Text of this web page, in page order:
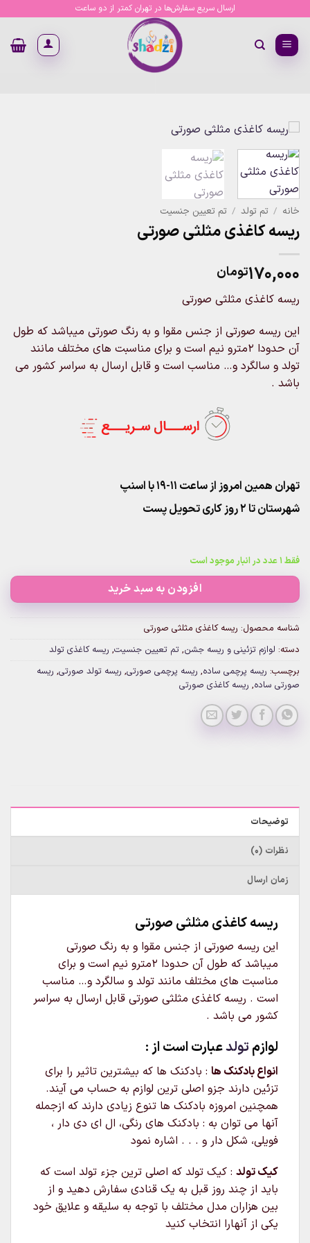
content
ارسال سریع سفارش‌ها در تهران کمتر از دو ساعت
خانه / تم تولد / تم تعیین جنسیت
ریسه کاغذی مثلثی صورتی
۱۷۰,۰۰۰تومان
ریسه کاغذی مثلثی صورتی
این ریسه صورتی از جنس مقوا و به رنگ صورتی میباشد که طول
آن حدودا ۲مترو نیم است و برای مناسبت های مختلف مانند
تولد و سالگرد و… مناسب است و قابل ارسال به سراسر کشور می
باشد .
تهران همین امروز از ساعت ۱۱-۱۹ با اسنپ
شهرستان تا 2 روز کاری تحویل پست
فقط 1 عدد در انبار موجود است
افزودن به سبد خرید
شناسه محصول: ریسه کاغذی مثلثی صورتی
دسته: لوازم تزئینی و ریسه جشن, تم تعیین جنسیت, ریسه کاغذی تولد
برچسب: ریسه پرچمی ساده, ریسه پرچمی صورتی, ریسه تولد صورتی, ریسه
صورتی ساده, ریسه کاغذی صورتی
توضیحات
نظرات (0)
زمان ارسال
ریسه کاغذی مثلثی صورتی
این ریسه صورتی از جنس مقوا و به رنگ صورتی
میباشد که طول آن حدودا ۲مترو نیم است و برای
مناسبت های مختلف مانند تولد و سالگرد و… مناسب
است . ریسه کاغذی مثلثی صورتی قابل ارسال به سراسر
کشور می باشد .
لوازمتولدعبارت است از :
انواع بادکنک ها : بادکنک ها که بیشترین تاثیر را برای
تزئین دارند جزو اصلی ترین لوازم به حساب می آیند.
همچنین امروزه بادکنک ها تنوع زیادی دارند که ازجمله
آنها می توان به : بادکنک های رنگی، ال ای دی دار ،
فویلی، شکل دار و . . . اشاره نمود
کیک تولد : کیک تولد که اصلی ترین جزء تولد است که
باید از چند روز قبل به یک قنادی سفارش دهید و از
بین هزاران مدل مختلف با توجه به سلیقه و علایق خود
یکی از آنهارا انتخاب کنید